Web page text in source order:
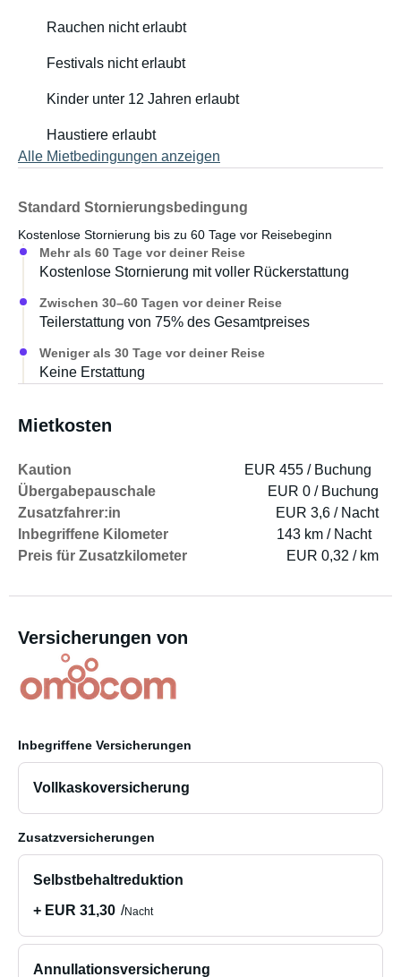
Rauchen nicht erlaubt
Festivals nicht erlaubt
Kinder unter 12 Jahren erlaubt
Haustiere erlaubt
Alle Mietbedingungen anzeigen
Standard Stornierungsbedingung
Kostenlose Stornierung bis zu 60 Tage vor Reisebeginn
Mehr als 60 Tage vor deiner Reise
Kostenlose Stornierung mit voller Rückerstattung
Zwischen 30–60 Tagen vor deiner Reise
Teilerstattung von 75% des Gesamtpreises
Weniger als 30 Tage vor deiner Reise
Keine Erstattung
Mietkosten
Kaution
EUR 455 / Buchung
Übergabepauschale
EUR 0 / Buchung
Zusatzfahrer:in
EUR 3,6 / Nacht
Inbegriffene Kilometer
143 km / Nacht
Preis für Zusatzkilometer
EUR 0,32 / km
Versicherungen von
Inbegriffene Versicherungen
Vollkaskoversicherung
Zusatzversicherungen
Selbstbehaltreduktion
+ EUR 31,30
Nacht
Annullationsversicherung